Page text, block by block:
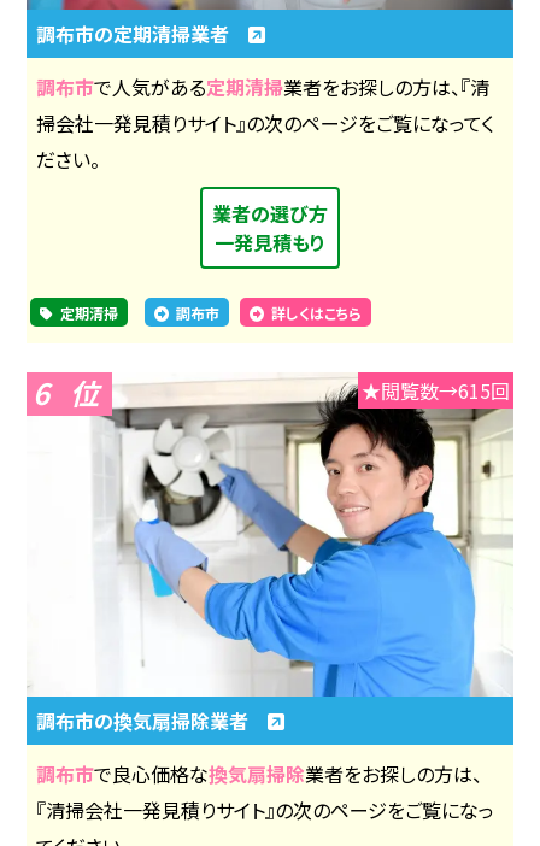
調布市の定期清掃業者
調布市で人気がある定期清掃業者をお探しの方は、『清
掃会社一発見積りサイト』の次のページをご覧になってく
ださい。
業者の選び方
一発見積もり
定期清掃 調布市 詳しくはこちら
6 ★閲覧数→615回
調布市の換気扇掃除業者
調布市で良心価格な換気扇掃除業者をお探しの方は、
『清掃会社一発見積りサイト』の次のページをご覧になっ